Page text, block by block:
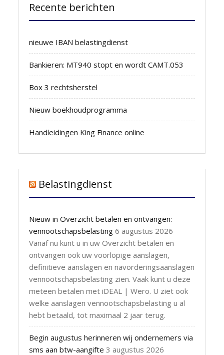
Recente berichten
nieuwe IBAN belastingdienst
Bankieren: MT940 stopt en wordt CAMT.053
Box 3 rechtsherstel
Nieuw boekhoudprogramma
Handleidingen King Finance online
Belastingdienst
Nieuw in Overzicht betalen en ontvangen:
vennootschapsbelasting 6 augustus 2026
Vanaf nu kunt u in uw Overzicht betalen en
ontvangen ook uw voorlopige aanslagen,
definitieve aanslagen en navorderingsaanslagen
vennootschapsbelasting zien. Vaak kunt u deze
meteen betalen met iDEAL | Wero. U ziet ook
welke aanslagen vennootschapsbelasting u al
hebt betaald, tot maximaal 2 jaar terug.
Begin augustus herinneren wij ondernemers via
sms aan btw-aangifte 3 augustus 2026